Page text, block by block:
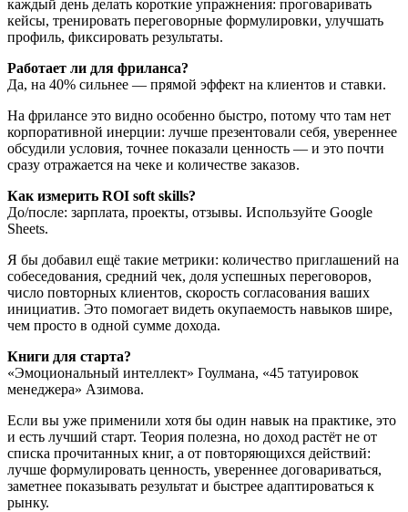
каждый день делать короткие упражнения: проговаривать
кейсы, тренировать переговорные формулировки, улучшать
профиль, фиксировать результаты.
Работает ли для фриланса?
Да, на 40% сильнее — прямой эффект на клиентов и ставки.
На фрилансе это видно особенно быстро, потому что там нет
корпоративной инерции: лучше презентовали себя, увереннее
обсудили условия, точнее показали ценность — и это почти
сразу отражается на чеке и количестве заказов.
Как измерить ROI soft skills?
До/после: зарплата, проекты, отзывы. Используйте Google
Sheets.
Я бы добавил ещё такие метрики: количество приглашений на
собеседования, средний чек, доля успешных переговоров,
число повторных клиентов, скорость согласования ваших
инициатив. Это помогает видеть окупаемость навыков шире,
чем просто в одной сумме дохода.
Книги для старта?
«Эмоциональный интеллект» Гоулмана, «45 татуировок
менеджера» Азимова.
Если вы уже применили хотя бы один навык на практике, это
и есть лучший старт. Теория полезна, но доход растёт не от
списка прочитанных книг, а от повторяющихся действий:
лучше формулировать ценность, увереннее договариваться,
заметнее показывать результат и быстрее адаптироваться к
рынку.